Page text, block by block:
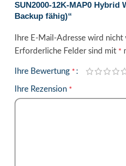
SUN2000-12K-MAP0 Hybrid
Backup fähig)“
Ihre E-Mail-Adresse wird
Erforderliche Felder sind mit *
Ihre Bewertung *
Ihre Rezension *
Alternative: